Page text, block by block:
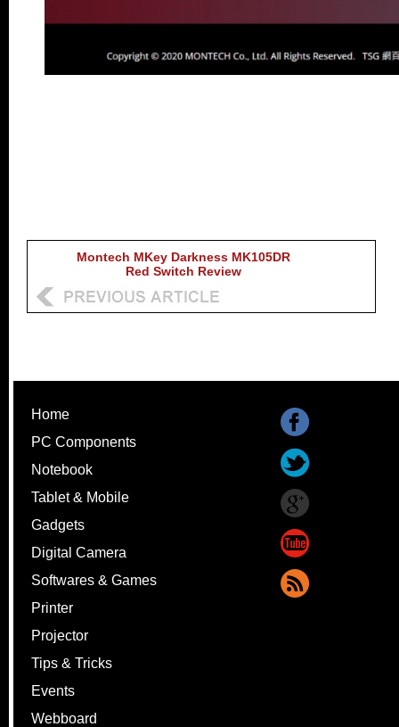
Montech MKey Darkness MK105DR
Red Switch Review
Home
PC Components
Notebook
Tablet & Mobile
Gadgets
Digital Camera
Softwares & Games
Printer
Projector
Tips & Tricks
Events
Webboard